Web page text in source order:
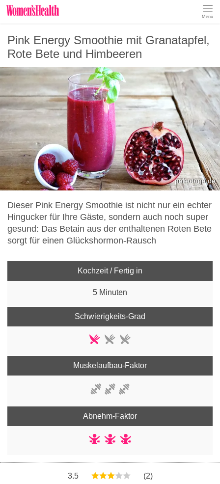
Menü
ABNEHMEN MUSKELAUFBAU
ERNÄHRUNGSFORMEN REZEPTKATEGORIEN
Pink Energy Smoothie mit Granatapfel,
Rote Bete und Himbeeren
paleotogo.de
Dieser Pink Energy Smoothie ist nicht nur ein echter
Hingucker für Ihre Gäste, sondern auch noch super
gesund: Das Betain aus der enthaltenen Roten Bete
sorgt für einen Glückshormon-Rausch
Kochzeit / Fertig in
5 Minuten
Schwierigkeits-Grad
Muskelaufbau-Faktor
Abnehm-Faktor
3.5 (2)